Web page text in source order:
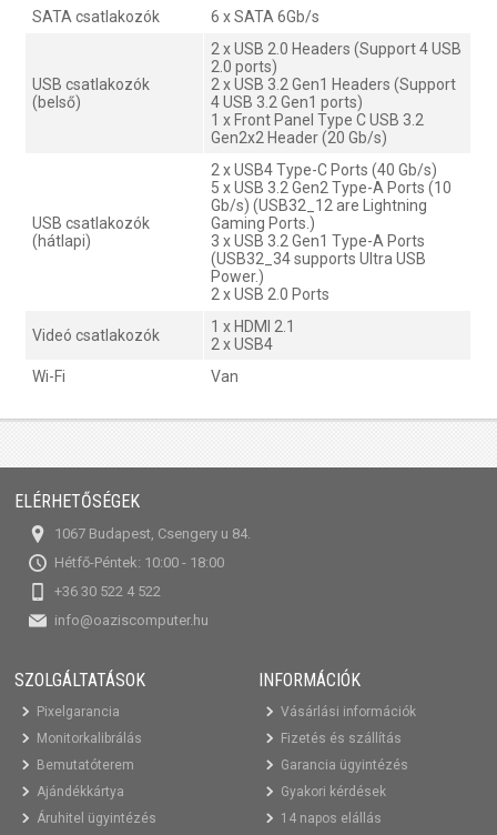
SATA csatlakozók
6 x SATA 6Gb/s
USB csatlakozók
(belső)
2 x USB 2.0 Headers (Support 4 USB
2.0 ports)
2 x USB 3.2 Gen1 Headers (Support
4 USB 3.2 Gen1 ports)
1 x Front Panel Type C USB 3.2
Gen2x2 Header (20 Gb/s)
USB csatlakozók
(hátlapi)
2 x USB4 Type-C Ports (40 Gb/s)
5 x USB 3.2 Gen2 Type-A Ports (10
Gb/s) (USB32_12 are Lightning
Gaming Ports.)
3 x USB 3.2 Gen1 Type-A Ports
(USB32_34 supports Ultra USB
Power.)
2 x USB 2.0 Ports
Videó csatlakozók
1 x HDMI 2.1
2 x USB4
Wi-Fi
Van
ELÉRHETŐSÉGEK
1067 Budapest, Csengery u 84.
Hétfő-Péntek: 10:00 - 18:00
+36 30 522 4 522
info@oaziscomputer.hu
SZOLGÁLTATÁSOK
Pixelgarancia
Monitorkalibrálás
Bemutatóterem
Ajándékkártya
Áruhitel ügyintézés
INFORMÁCIÓK
Vásárlási információk
Fizetés és szállítás
Garancia ügyintézés
Gyakori kérdések
14 napos elállás